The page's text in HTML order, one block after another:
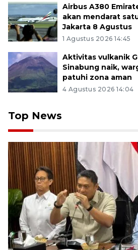
Airbus A380
akan mendarat
Jakarta 8 Agustus
1 Agustus 2026 14:45
Aktivitas vulkanik
Sinabung naik,
patuhi zona aman
4 Agustus 2026 14:04
Top News